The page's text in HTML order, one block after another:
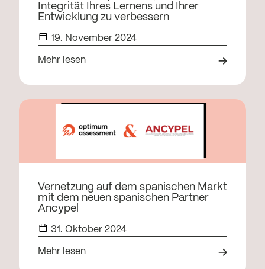
Integrität Ihres Lernens und Ihrer
Entwicklung zu verbessern
19. November 2024
Mehr lesen
Vernetzung auf dem spanischen Markt
mit dem neuen spanischen Partner
Ancypel
31. Oktober 2024
Mehr lesen